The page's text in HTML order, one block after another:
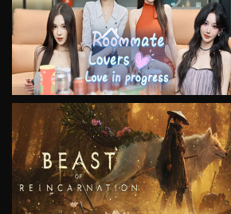
VIEW
VIEW